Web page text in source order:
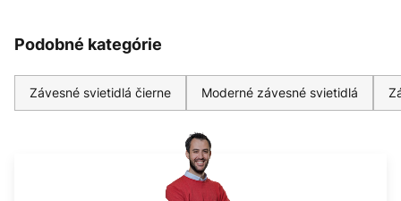
Podobné kategórie
Závesné svietidlá čierne Moderné závesné svietidlá